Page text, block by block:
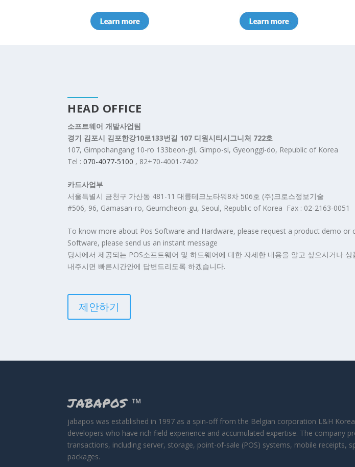
HEAD OFFICE
소프트웨어 개발사업팀
경기 김포시 김포한강10로133번길 107 디원시티시그니처 722호
107, Gimpohangang 10-ro 133beon-gil, Gimpo-si, Gyeonggi-do, Republic of Korea
Tel : 070-4077-5100 , 82+70-4001-7402
카드사업부
서울특별시 금천구 가산동 481-11 대륭테크노타워8차 506호 (주)크로스정보기술
#506, 96, Gamasan-ro, Geumcheon-gu, Seoul, Republic of Korea Fax : 02-2163-0051
To know more about Pos Software and Hardware, please request a product demo
Software, please send us an instant message
당사에서 제공되는 POS소프트웨어 및 하드웨어에 대한 자세한 내용을 알고 싶으시거나
내주시면 빠른시간안에 답변드리도록 하겠습니다.
제안하기
JABAPOS ™
jabapos was established in 1997 as a spin-off from the Belgian corporation L&H
developers who have rich field experience and accumulated expertise. The company
transactions, including server, storage, point-of-sale (POS) systems, mobile
packages.